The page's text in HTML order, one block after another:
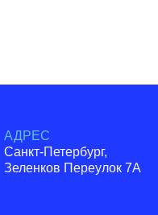
АДРЕС
Санкт-Петербург,
Зеленков Переулок 7А